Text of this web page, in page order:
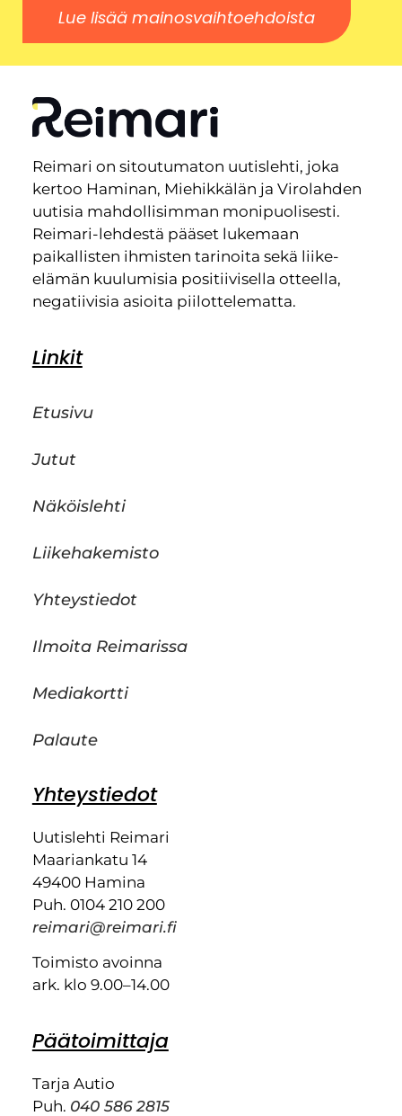
Lue lisää mainosvaihtoehdoista
Reimari on sitoutumaton uutislehti, joka
kertoo Haminan, Miehikkälän ja Virolahden
uutisia mahdollisimman monipuolisesti.
Reimari-lehdestä pääset lukemaan
paikallisten ihmisten tarinoita sekä liike-
elämän kuulumisia positiivisella otteella,
negatiivisia asioita piilottelematta.
Linkit
Etusivu
Jutut
Näköislehti
Liikehakemisto
Yhteystiedot
Ilmoita Reimarissa
Mediakortti
Palaute
Yhteystiedot
Uutislehti Reimari
Maariankatu 14
49400 Hamina
Puh. 0104 210 200
reimari@reimari.fi
Toimisto avoinna
ark. klo 9.00–14.00
Päätoimittaja
Tarja Autio
Puh. 040 586 2815